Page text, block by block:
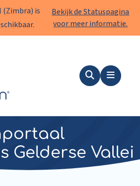
(Zimbra) is
Bekijk de Statuspagina
voor meer informatie.
ZoekenMenu
Gelderse Vallei